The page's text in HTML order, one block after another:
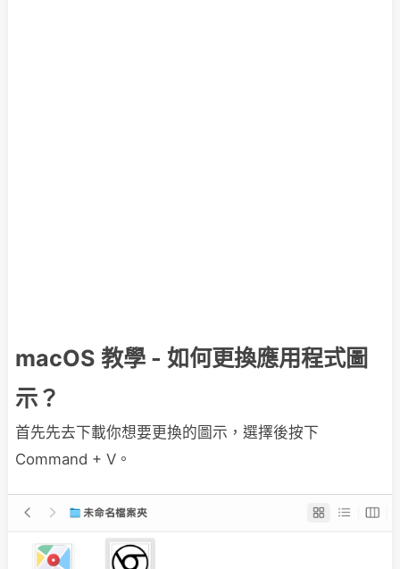
macOS 教學 - 如何更換應用程式圖
示？
首先先去下載你想要更換的圖示，選擇後按下
Command + V。